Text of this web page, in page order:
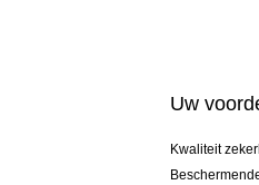
Uw
Kwaliteit